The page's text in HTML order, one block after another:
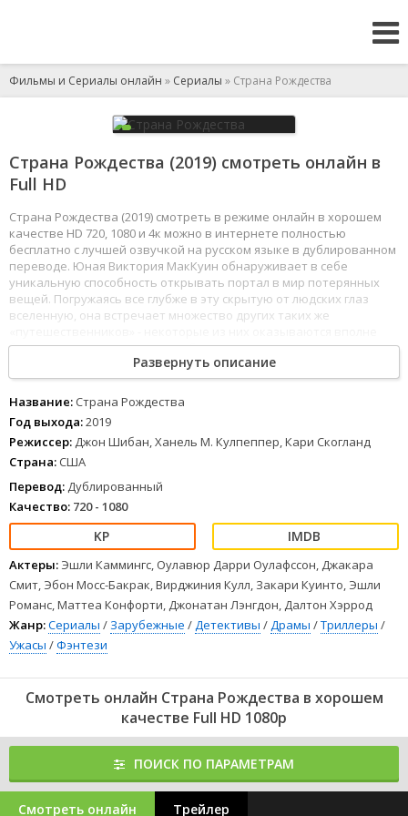
Фильмы и Сериалы онлайн » Сериалы » Страна Рождества
Страна Рождества (2019) смотреть онлайн в
Full HD
Страна Рождества (2019) смотреть в режиме онлайн в хорошем
качестве HD 720, 1080 и 4к можно в интернете полностью
бесплатно с лучшей озвучкой на русском языке в дублированном
переводе. Юная Виктория МакКуин обнаруживает в себе
уникальную способность открывать портал в мир потерянных
вещей. Погружаясь все глубже в эту скрытую от людских глаз
вселенную, она встречает множество других таких же
благожелательными, а другие безнадежно испорчены своим
даром. Однажды Виктория встречает Чарли Мэнкса: узнав, что он
питается детскими душами и благодаря им остается
бессмертным, героиня решает избавить мир от этого существа.
Развернуть описание
Название: Страна Рождества
Год выхода:2019
Режиссер: Джон Шибан, Ханель М. Кулпеппер, Кари Скогланд
Страна: США
Перевод: Дублированный
Качество: 720 - 1080
Актеры: Эшли Каммингс, Оулавюр Дарри Оулафссон, Джакара
Смит, Эбон Мосс-Бакрак, Вирджиния Кулл, Закари Куинто, Эшли
Романс, Маттеа Конфорти, Джонатан Лэнгдон, Далтон Хэррод
Жанр:Сериалы / Зарубежные /Детективы /Драмы /Триллеры /
Ужасы /Фэнтези
Смотреть онлайн Страна Рождества в хорошем
качестве Full HD 1080p
ПОИСК ПО ПАРАМЕТРАМ
Смотреть онлайн Трейлер